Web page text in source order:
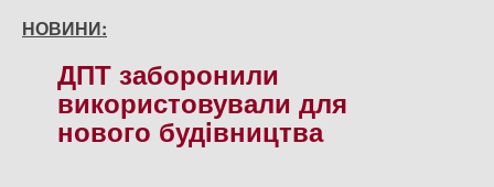
НОВИНИ:
ДПТ заборонили
використовували для
нового будiвництва